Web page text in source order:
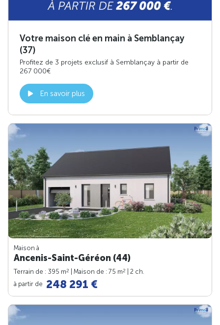
Votre maison clé en main à Semblançay
(37)
Profitez de 3 projets exclusif à Semblançay à partir de
267 000€
En savoir plus
Maison à
Ancenis-Saint-Géréon (44)
Terrain de : 395 m2 | Maison de : 75 m2
| 2 ch.
à partir de 248 291 €